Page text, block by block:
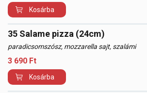
Kosárba
35 Salame pizza (24cm)
paradicsomszósz, mozzarella sajt, szalámi
3 690 Ft
Kosárba